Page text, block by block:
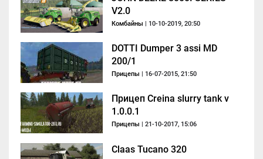
V2.0
Комбайны | 10-10-2019, 20:50
DOTTI Dumper 3 assi MD
200/1
Прицепы | 16-07-2015, 21:50
Прицеп Creina slurry tank v
1.0.0.1
Прицепы | 21-10-2017, 15:06
Claas Tucano 320